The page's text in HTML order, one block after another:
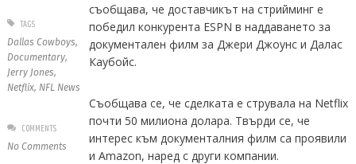
съобщава, че доставчикът на стрийминг е
победил конкурента ESPN в наддаването за
документален филм за Джери Джоунс и Далас
Каубойс.
Съобщава се, че сделката е струвала на Netflix
почти 50 милиона долара. Твърди се, че
интерес към документалния филм са проявили
и Amazon, наред с други компании.
TAGS
Dallas Cowboys,
Documentary,
Jerry Jones,
Netflix, NFL News
COMMENTS
No Comments